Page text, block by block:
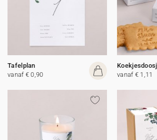
Tafelplan
vanaf € 0,90
vanaf € 1,11